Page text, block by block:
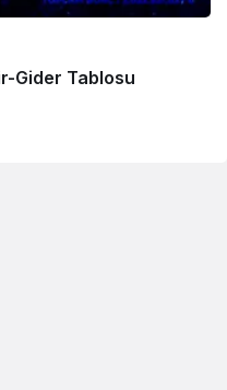
Gider Tablosu